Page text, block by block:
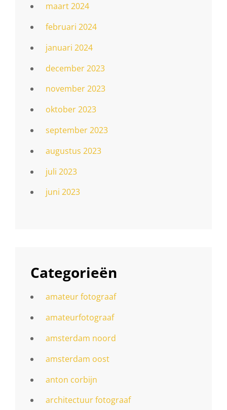
maart 2024
februari 2024
januari 2024
december 2023
november 2023
oktober 2023
september 2023
augustus 2023
juli 2023
juni 2023
Categorieën
amateur fotograaf
amateurfotograaf
amsterdam noord
amsterdam oost
anton corbijn
architectuur fotograaf